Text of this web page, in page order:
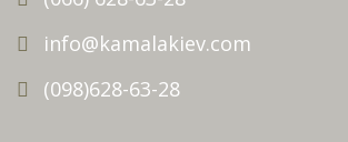
info@kamalakiev.com
(098)628-63-28